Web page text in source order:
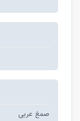
صمغ عربی